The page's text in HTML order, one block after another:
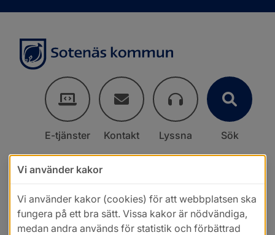
E-tjänster Kontakt Lyssna Sök
Vi använder kakor
Vi använder kakor (cookies) för att webbplatsen ska
fungera på ett bra sätt. Vissa kakor är nödvändiga,
medan andra används för statistik och förbättrad